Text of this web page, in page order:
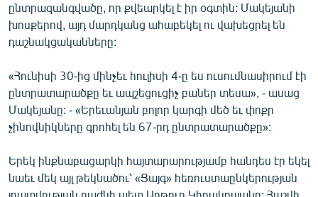
ՀԵՏԵՎԵՔ ՄԵԶ
«Ազատության» բոլոր կայքերը
ընտրազանգվածը, որ քվեարկել է իր օգտին: Մակեյանի
խոսքերով, այդ մարդկանց ահաբեկել ու վախեցրել են
դաշնակցականները:
«Հունիսի 30-ից մինչեւ հուլիսի 4-ը ես ուսումնասիրում էի
ընտրատարածքը եւ ապշեցուցիչ բաներ տեսա», - ասաց
Մակեյանը: - «Երեւանյան բոլոր կարգի մեծ եւ փոքր
չինովնիկները գրոհել են 67-րդ ընտրատարածքը»:
Երեկ ինքնաբացարկի հայտարարությամբ հանդես էր եկել
նաեւ մեկ այլ թեկնածու՝ «Ցայգ» հեռուստաընկերության